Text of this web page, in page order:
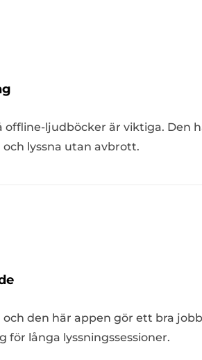
ljudböcker är viktiga. Den
lyssna utan avbrott.
den här appen gör ett bra
för långa lyssningssessioner.